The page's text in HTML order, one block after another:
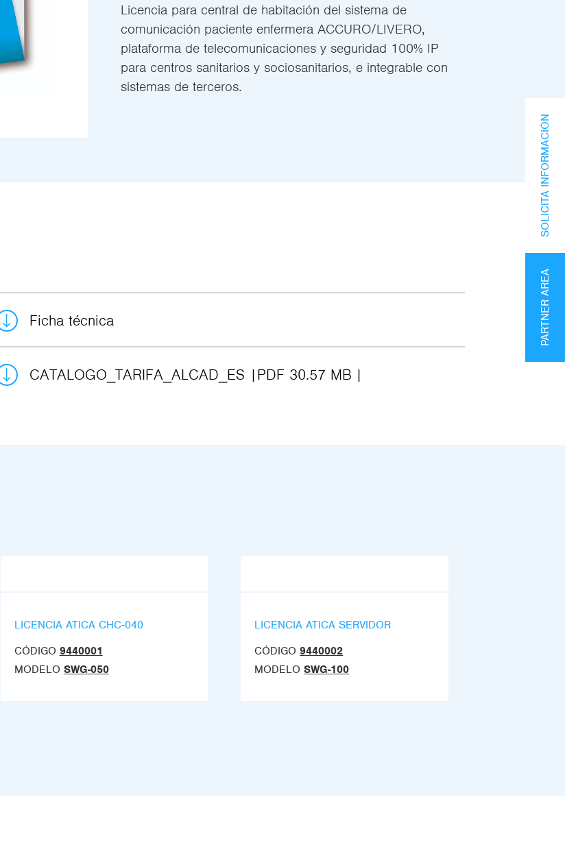
Licencia para central de habitación del sistema de
comunicación paciente enfermera ACCURO/LIVERO,
plataforma de telecomunicaciones y seguridad 100% IP
para centros sanitarios y sociosanitarios, e integrable con
sistemas de terceros.
Ficha técnica
CATALOGO_TARIFA_ALCAD_ES PDF 30.57 MB
LICENCIA ATICA CHC-040
CÓDIGO 9440001
MODELO SWG-050
LICENCIA ATICA SERVIDOR
CÓDIGO 9440002
MODELO SWG-100
PARTNER AREA
SOLICITA INFORMACIÓN